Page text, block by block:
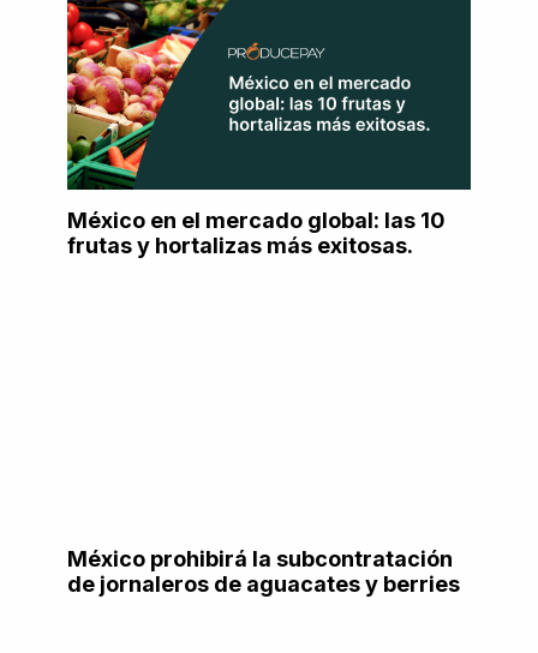
México en el mercado global: las 10
frutas y hortalizas más exitosas.
México prohibirá la subcontratación
de jornaleros de aguacates y berries